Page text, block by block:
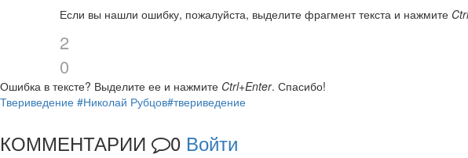
Если вы нашли ошибку, пожалуйста, выделите фрагмент текста и нажмите
2
0
Ошибка в тексте? Выделите ее и нажмите Ctrl+Enter. Спасибо!
Твериведение #Николай Рубцов#твериведение
КОММЕНТАРИИ 0 Войти